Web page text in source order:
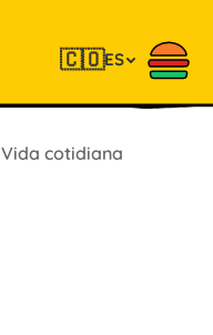
🇨🇴ES
Vida cotidiana